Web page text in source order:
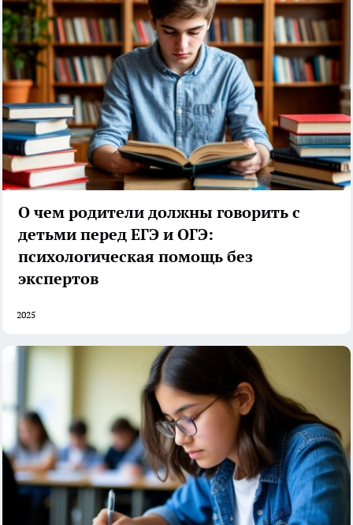
О чем родители должны говорить с
детьми перед ЕГЭ и ОГЭ:
психологическая помощь без
экспертов
2025